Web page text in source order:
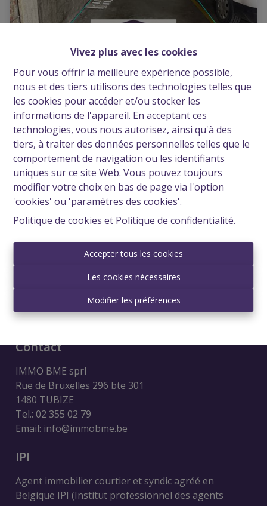
Vivez plus avec les cookies
Pour vous offrir la meilleure expérience possible,
nous et des tiers utilisons des technologies telles que
les cookies pour accéder et/ou stocker les
informations de l'appareil. En acceptant ces
technologies, vous nous autorisez, ainsi qu'à des
tiers, à traiter des données personnelles telles que le
comportement de navigation ou les identifiants
uniques sur ce site Web. Vous pouvez toujours
modifier votre choix en bas de page via l'option
'cookies' ou 'paramètres des cookies'.
Politique de cookies et Politique de confidentialité.
Accepter tous les cookies
Les cookies nécessaires
Modifier les préférences
Emplacement de parking dans un garage
1480 Tubize Ref 2786
€ 18.000
1
Contact
IMMO BME sprl
Rue de Bruxelles 296 bte 301
1480 TUBIZE
Tel.: 02 355 02 79
Email: info@immobme.be
IPI
Agent immobilier courtier et syndic agréé en
Belgique IPI (Institut professionnel des agents